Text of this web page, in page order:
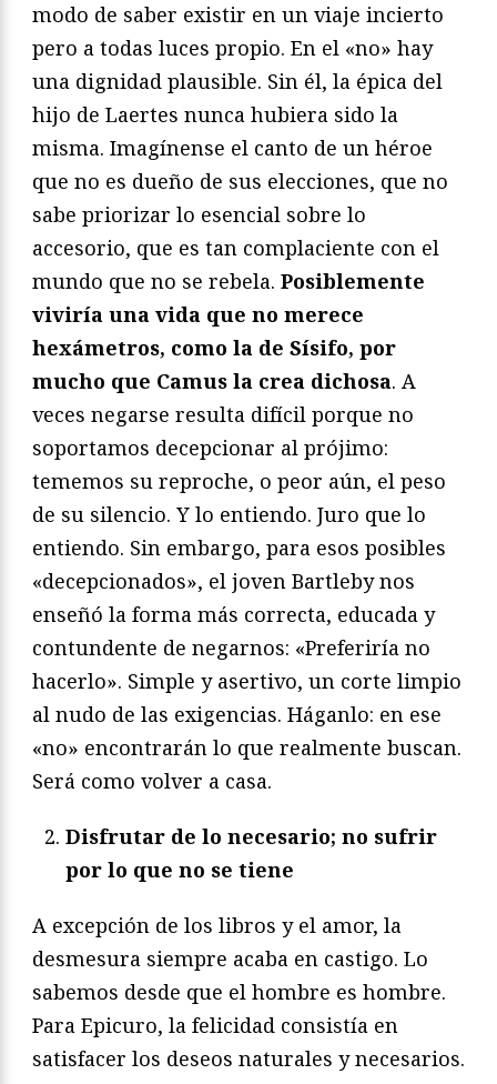
modo de saber existir en un viaje incierto
pero a todas luces propio. En el «no» hay
una dignidad plausible. Sin él, la épica del
hijo de Laertes nunca hubiera sido la
misma. Imagínense el canto de un héroe
que no es dueño de sus elecciones, que no
sabe priorizar lo esencial sobre lo
accesorio, que es tan complaciente con el
mundo que no se rebela. Posiblemente
viviría una vida que no merece
hexámetros, como la de Sísifo, por
mucho que Camus la crea dichosa. A
veces negarse resulta difícil porque no
soportamos decepcionar al prójimo:
tememos su reproche, o peor aún, el peso
de su silencio. Y lo entiendo. Juro que lo
entiendo. Sin embargo, para esos posibles
«decepcionados», el joven Bartleby nos
enseñó la forma más correcta, educada y
contundente de negarnos: «Preferiría no
hacerlo». Simple y asertivo, un corte limpio
al nudo de las exigencias. Háganlo: en ese
«no» encontrarán lo que realmente buscan.
Será como volver a casa.
Disfrutar de lo necesario; no sufrir
por lo que no se tiene
A excepción de los libros y el amor, la
desmesura siempre acaba en castigo. Lo
sabemos desde que el hombre es hombre.
Para Epicuro, la felicidad consistía en
satisfacer los deseos naturales y necesarios.